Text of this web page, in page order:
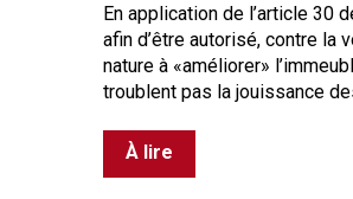
En application de l’article 30
afin d’être autorisé, contre la
nature à «améliorer» l’i
troublent pas la jouissance
À lire